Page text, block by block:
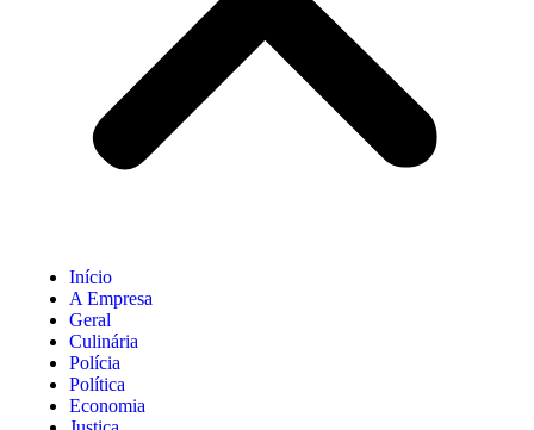
Início
A Empresa
Geral
Culinária
Polícia
Política
Economia